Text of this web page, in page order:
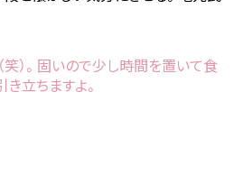
）。固いので少し時間を置いて食
立ちますよ。